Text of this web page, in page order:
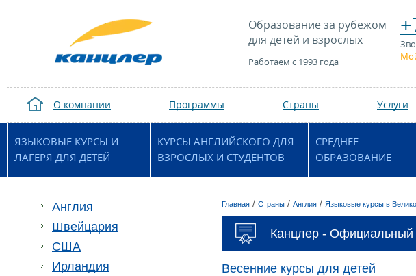
Образование за рубежом
для детей и взрослых
Работаем с 1993 года
О компании Программы Страны Услуги
ЯЗЫКОВЫЕ КУРСЫ И
ЛАГЕРЯ ДЛЯ ДЕТЕЙ
КУРСЫ АНГЛИЙСКОГО ДЛЯ
ВЗРОСЛЫХ И СТУДЕНТОВ
СРЕДНЕЕ
ОБРАЗОВАНИЕ
Англия
Швейцария
США
Ирландия
Главная / Страны / Англия / Языковые курсы в
Канцлер - Официальный
Весенние курсы для детей